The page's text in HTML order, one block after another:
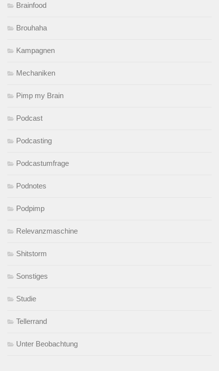
Brainfood
Brouhaha
Kampagnen
Mechaniken
Pimp my Brain
Podcast
Podcasting
Podcastumfrage
Podnotes
Podpimp
Relevanzmaschine
Shitstorm
Sonstiges
Studie
Tellerrand
Unter Beobachtung